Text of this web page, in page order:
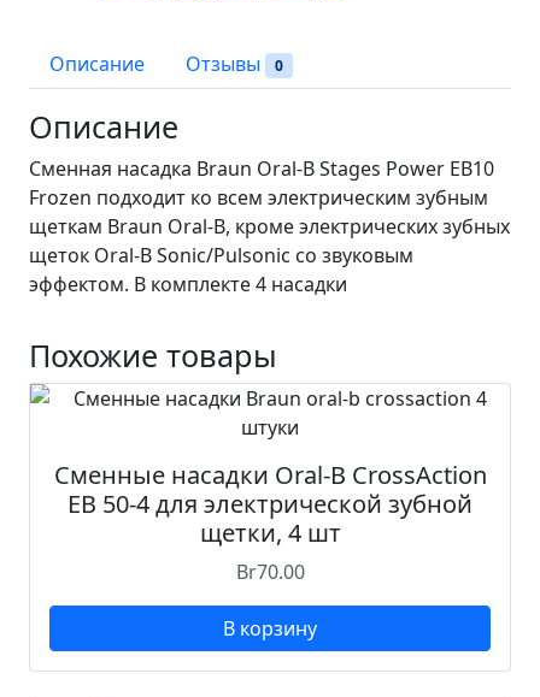
Описание Отзывы 0
Описание
Сменная насадка Braun Oral-B Stages Power EB10
Frozen подходит ко всем электрическим зубным
щеткам Braun Oral-B, кроме электрических зубных
щеток Oral-B Sonic/Pulsonic со звуковым
эффектом. В комплекте 4 насадки
Похожие товары
Сменные насадки Oral-B CrossAction
EB 50-4 для электрической зубной
щетки, 4 шт
Br70.00
В корзину